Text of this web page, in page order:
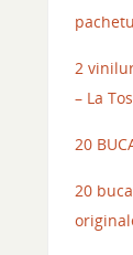
2
– La
20
20